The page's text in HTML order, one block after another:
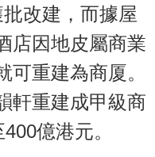
改建，而據屋
店因地皮屬商業
可重建為商厦。
軒重建成甲級商
億港元。